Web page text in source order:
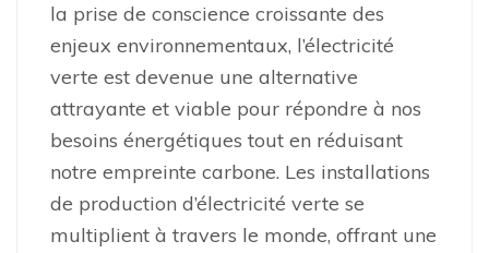
la prise de conscience croissante des
enjeux environnementaux, l’électricité
verte est devenue une alternative
attrayante et viable pour répondre à nos
besoins énergétiques tout en réduisant
notre empreinte carbone. Les installations
de production d’électricité verte se
multiplient à travers le monde, offrant une